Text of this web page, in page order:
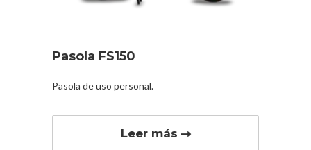
Pasola FS150
Pasola de uso personal.
Leer más